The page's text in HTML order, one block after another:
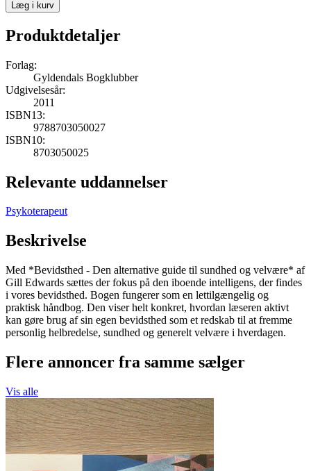
Læg i kurv
Produktdetaljer
Forlag:
Gyldendals Bogklubber
Udgivelsesår:
2011
ISBN13:
9788703050027
ISBN10:
8703050025
Relevante uddannelser
Psykoterapeut
Beskrivelse
Med *Bevidsthed - Den alternative guide til sundhed og velvære* af
Gill Edwards sættes der fokus på den iboende intelligens, der findes
i vores bevidsthed. Bogen fungerer som en lettilgængelig og
praktisk håndbog. Den viser helt konkret, hvordan læseren aktivt
kan gøre brug af sin egen bevidsthed som et redskab til at fremme
personlig helbredelse, sundhed og generelt velvære i hverdagen.
Flere annoncer fra samme sælger
Vis alle